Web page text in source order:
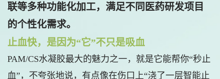
联等多种功能化加工，满足不同医药研发项目
的个性化需求。
止血快，是因为“它”不只是吸血
PAM/CS水凝胶最大的魅力之一，就是它能帮你“秒止
血”，不夸张地说，有点像在伤口上“浇了一层智能止